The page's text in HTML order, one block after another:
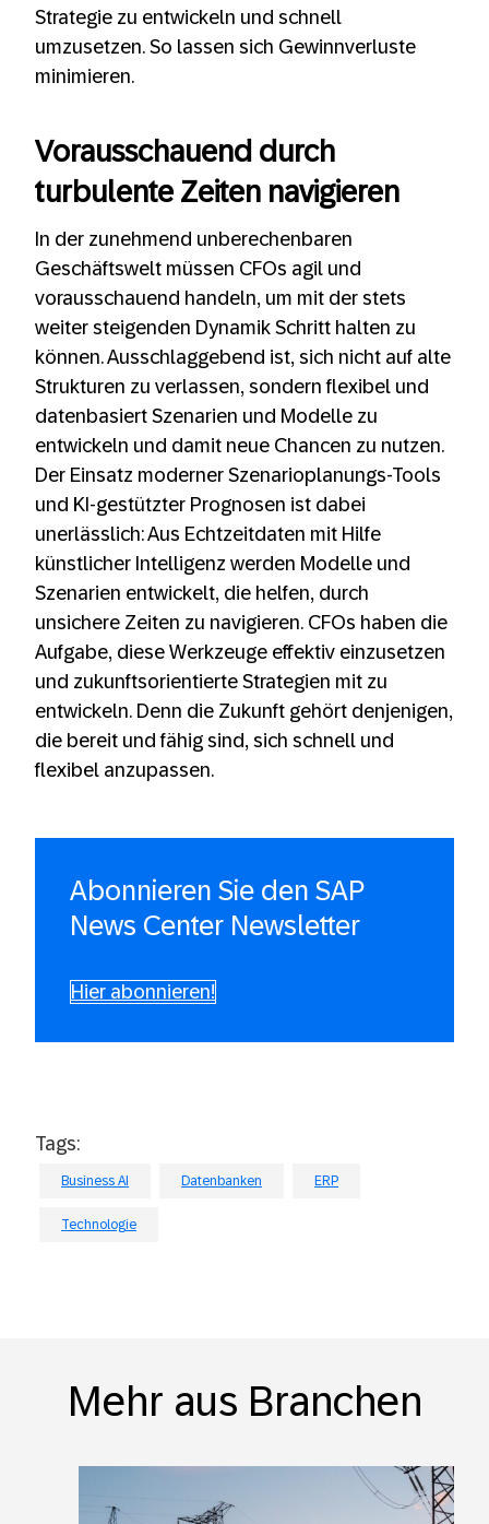
Strategie zu entwickeln und schnell
umzusetzen. So lassen sich Gewinnverluste
minimieren.
Vorausschauend durch
turbulente Zeiten navigieren
In der zunehmend unberechenbaren
Geschäftswelt müssen CFOs agil und
vorausschauend handeln, um mit der stets
weiter steigenden Dynamik Schritt halten zu
können. Ausschlaggebend ist, sich nicht auf alte
Strukturen zu verlassen, sondern flexibel und
datenbasiert Szenarien und Modelle zu
entwickeln und damit neue Chancen zu nutzen.
Der Einsatz moderner Szenarioplanungs-Tools
und KI-gestützter Prognosen ist dabei
unerlässlich: Aus Echtzeitdaten mit Hilfe
künstlicher Intelligenz werden Modelle und
Szenarien entwickelt, die helfen, durch
unsichere Zeiten zu navigieren. CFOs haben die
Aufgabe, diese Werkzeuge effektiv einzusetzen
und zukunftsorientierte Strategien mit zu
entwickeln. Denn die Zukunft gehört denjenigen,
die bereit und fähig sind, sich schnell und
flexibel anzupassen.
Abonnieren Sie den SAP
News Center Newsletter
Hier abonnieren!
Tags:
Business AI Datenbanken ERP
Technologie
Mehr aus Branchen